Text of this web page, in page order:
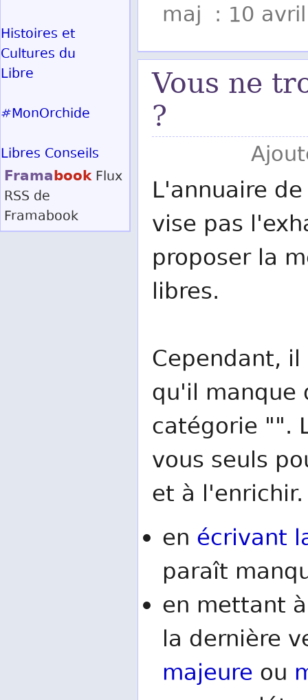
maj : 10
Vous ne
?
L'annuaire
vise pas
proposer la
libres.
Cependant,
qu'il manque
catégorie "".
vous seuls
et à l'enrichir.
en écrivant
paraît
en mettant
la dernière
majeure ou
Histoires et
Cultures du
Libre
#MonOrchide
Libres Conseils
Framabook Flux
RSS de
Framabook